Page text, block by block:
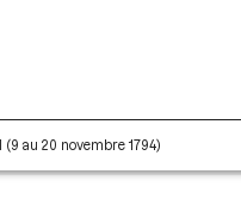
au 20 novembre 1794)